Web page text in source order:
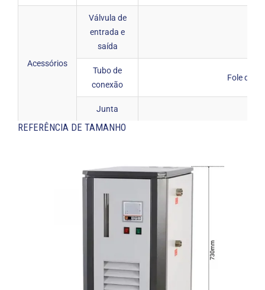
Acessórios
Válvula de
entrada e
saída
Tubo de
conexão
Fole de
Junta
REFERÊNCIA DE TAMANHO